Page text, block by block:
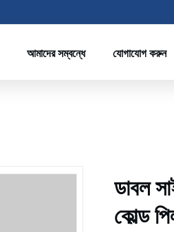
আমাদের সম্বন্ধে যোগাযোগ করুন
ডাবল
কোল্ড